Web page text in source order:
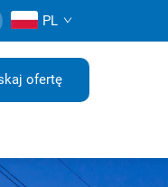
PL
ofertę